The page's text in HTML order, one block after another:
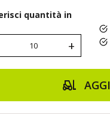
quantità in
+